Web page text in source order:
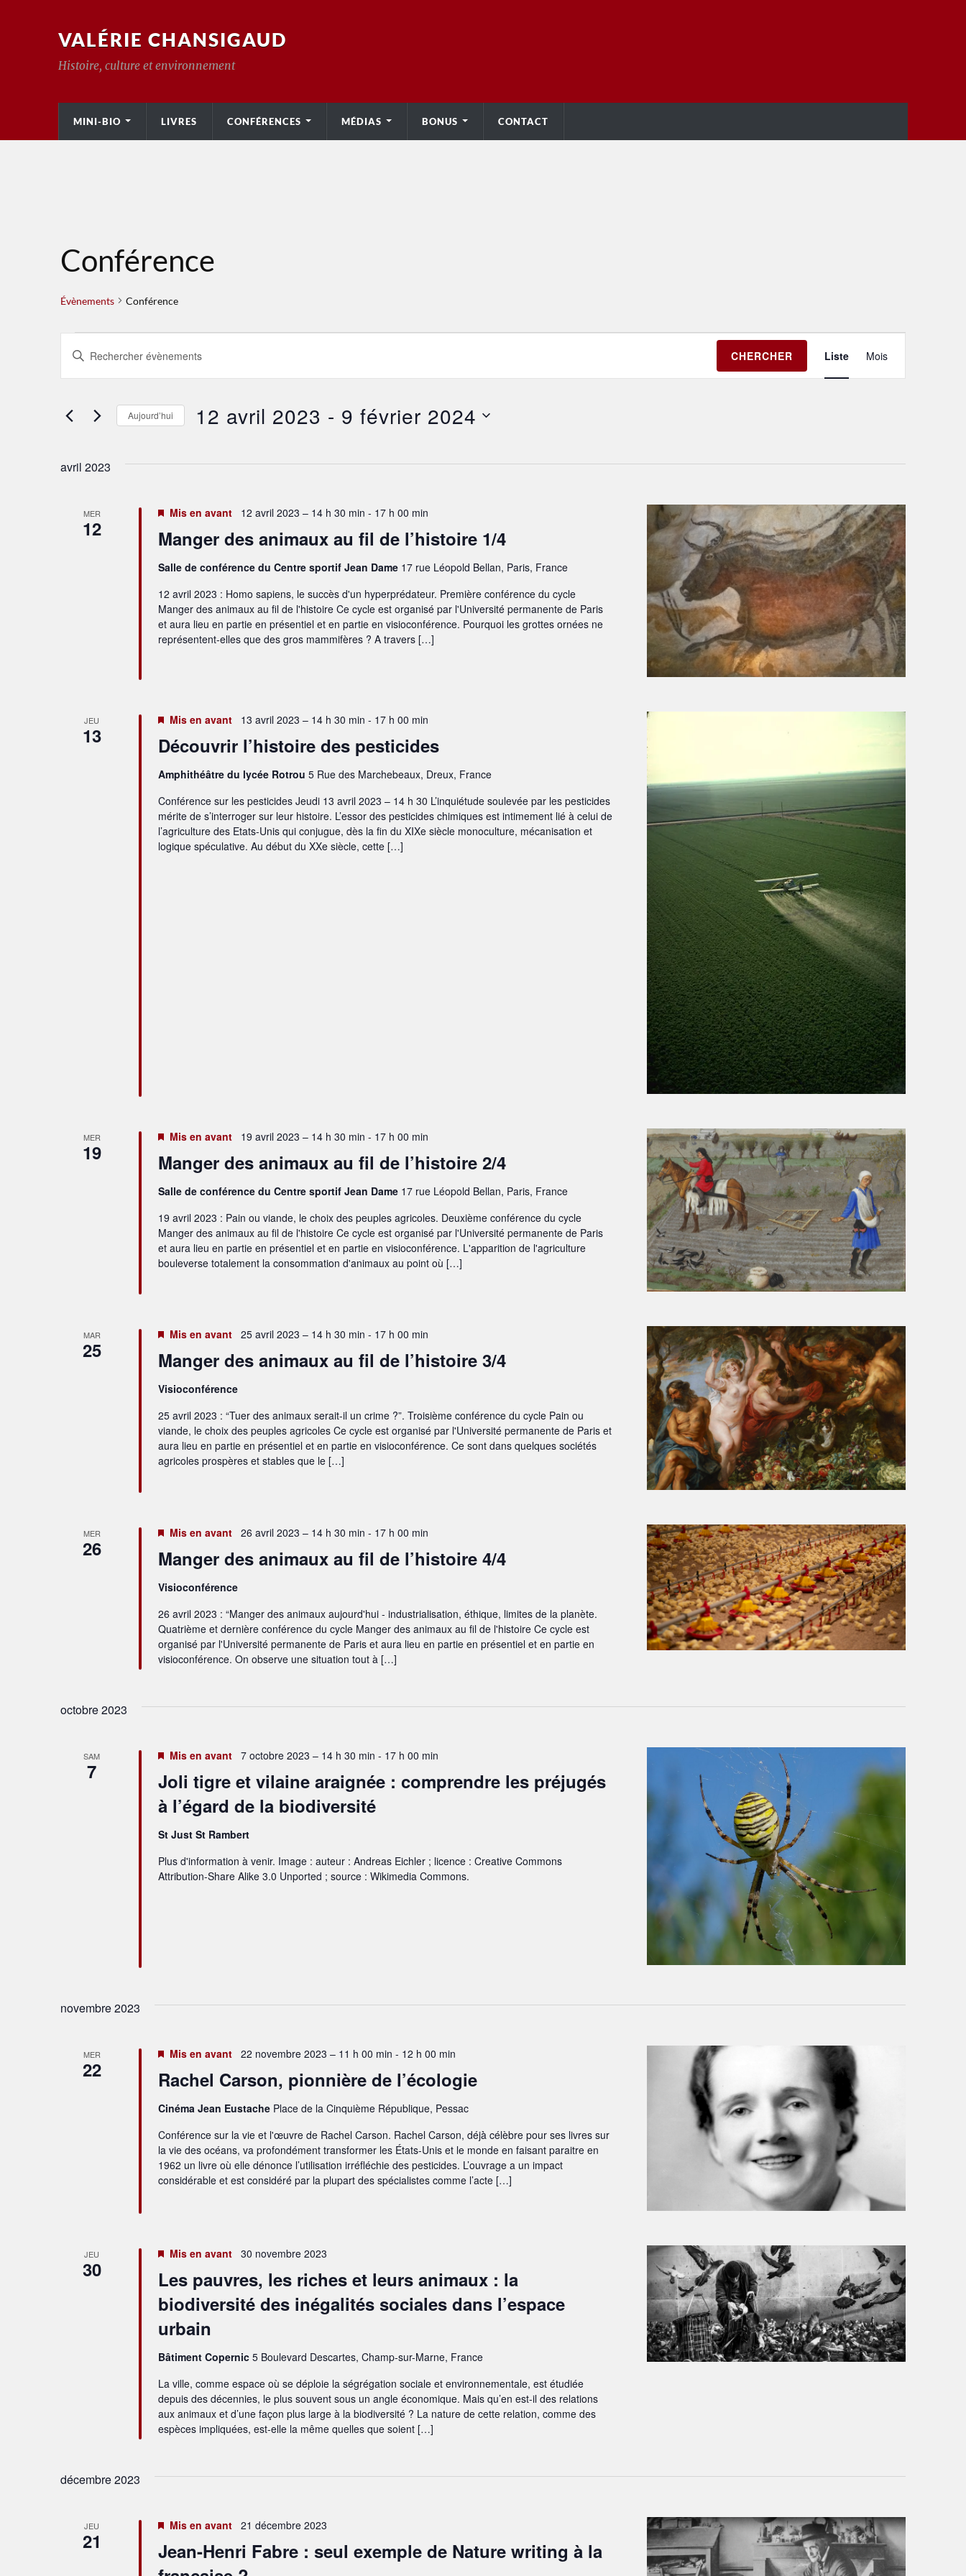
VALÉRIE CHANSIGAUD
Histoire, culture et environnement
MINI-BIO LIVRES CONFÉRENCES MÉDIAS BONUS CONTACT
Conférence
Évènements Conférence
Recherche
et
navigation
vues
mot-
Rechercher
mot-
CHERCHER
de
Liste Mois
Aujourd’hui 12 avril 2023 - 9 février 2024
avril 2023
MER
12 Manger des animaux au fil de l’histoire 1/4
Mis en avant 12 avril 2023 – 14 h 30 min - 17 h 00 min
Salle de conférence du Centre sportif Jean Dame 17 rue Léopold Bellan, Paris, France
12 avril 2023 : Homo sapiens, le succès d'un hyperprédateur. Première conférence du cycle
Manger des animaux au fil de l'histoire Ce cycle est organisé par l'Université permanente de Paris
et aura lieu en partie en présentiel et en partie en visioconférence. Pourquoi les grottes ornées ne
représentent-elles que des gros mammifères ? A travers […]
JEU
13 Découvrir l’histoire des pesticides
Mis en avant 13 avril 2023 – 14 h 30 min - 17 h 00 min
Amphithéâtre du lycée Rotrou 5 Rue des Marchebeaux, Dreux, France
Conférence sur les pesticides Jeudi 13 avril 2023 – 14 h 30 L’inquiétude soulevée par les pesticides
mérite de s’interroger sur leur histoire. L’essor des pesticides chimiques est intimement lié à celui de
l’agriculture des Etats-Unis qui conjugue, dès la fin du XIXe siècle monoculture, mécanisation et
logique spéculative. Au début du XXe siècle, cette […]
MER
19 Manger des animaux au fil de l’histoire 2/4
Mis en avant 19 avril 2023 – 14 h 30 min - 17 h 00 min
Salle de conférence du Centre sportif Jean Dame 17 rue Léopold Bellan, Paris, France
19 avril 2023 : Pain ou viande, le choix des peuples agricoles. Deuxième conférence du cycle
Manger des animaux au fil de l'histoire Ce cycle est organisé par l'Université permanente de Paris
et aura lieu en partie en présentiel et en partie en visioconférence. L'apparition de l'agriculture
bouleverse totalement la consommation d'animaux au point où […]
MAR
25 Manger des animaux au fil de l’histoire 3/4
Mis en avant 25 avril 2023 – 14 h 30 min - 17 h 00 min
Visioconférence
25 avril 2023 : “Tuer des animaux serait-il un crime ?”. Troisième conférence du cycle Pain ou
viande, le choix des peuples agricoles Ce cycle est organisé par l'Université permanente de Paris et
aura lieu en partie en présentiel et en partie en visioconférence. Ce sont dans quelques sociétés
agricoles prospères et stables que le […]
MER
26 Manger des animaux au fil de l’histoire 4/4
Mis en avant 26 avril 2023 – 14 h 30 min - 17 h 00 min
Visioconférence
26 avril 2023 : “Manger des animaux aujourd'hui - industrialisation, éthique, limites de la planète.
Quatrième et dernière conférence du cycle Manger des animaux au fil de l'histoire Ce cycle est
organisé par l'Université permanente de Paris et aura lieu en partie en présentiel et en partie en
visioconférence. On observe une situation tout à […]
octobre 2023
SAM
7
Joli tigre et vilaine araignée : comprendre les préjugés
à l’égard de la biodiversité
Mis en avant 7 octobre 2023 – 14 h 30 min - 17 h 00 min
St Just St Rambert
Plus d'information à venir. Image : auteur : Andreas Eichler ; licence : Creative Commons
Attribution-Share Alike 3.0 Unported ; source : Wikimedia Commons.
novembre 2023
MER
22 Rachel Carson, pionnière de l’écologie
Mis en avant 22 novembre 2023 – 11 h 00 min - 12 h 00 min
Cinéma Jean Eustache Place de la Cinquième République, Pessac
Conférence sur la vie et l'œuvre de Rachel Carson. Rachel Carson, déjà̀ célèbre pour ses livres sur
la vie des océans, va profondément transformer les États-Unis et le monde en faisant paraitre en
1962 un livre où elle dénonce l’utilisation irréfléchie des pesticides. L’ouvrage a un impact
considérable et est considéré́ par la plupart des spécialistes comme l’acte […]
JEU
30
Les pauvres, les riches et leurs animaux : la
biodiversité des inégalités sociales dans l’espace
urbain
Mis en avant 30 novembre 2023
Bâtiment Copernic 5 Boulevard Descartes, Champ-sur-Marne, France
La ville, comme espace où se déploie la ségrégation sociale et environnementale, est étudiée
depuis des décennies, le plus souvent sous un angle économique. Mais qu’en est-il des relations
aux animaux et d’une façon plus large à la biodiversité ? La nature de cette relation, comme des
espèces impliquées, est-elle la même quelles que soient […]
décembre 2023
JEU
21
Jean-Henri Fabre : seul exemple de Nature writing à la
Mis en avant 21 décembre 2023